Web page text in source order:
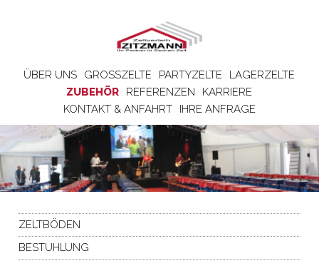
ÜBER UNS GROSSZELTE PARTYZELTE
LAGERZELTE
ZUBEHÖR
REFERENZEN
KARRIERE
KONTAKT & ANFAHRT
IHRE ANFRAGE
ZELTBÖDEN
BESTUHLUNG